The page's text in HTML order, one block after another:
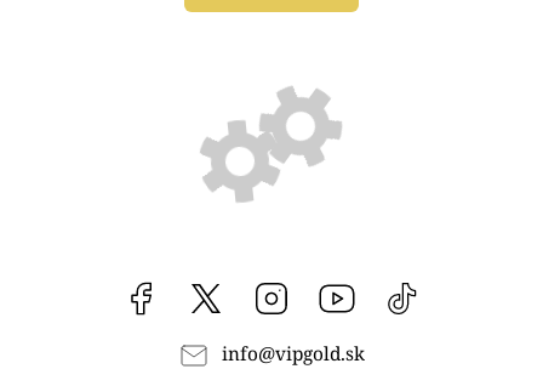
Facebook vipgoldsk Instagram YouTube
info@vipgold.sk